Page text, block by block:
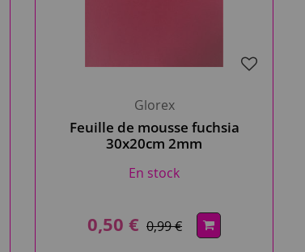
Glorex
Feuille de mousse fuchsia
30x20cm 2mm
En stock
0,50 € 0,99 €